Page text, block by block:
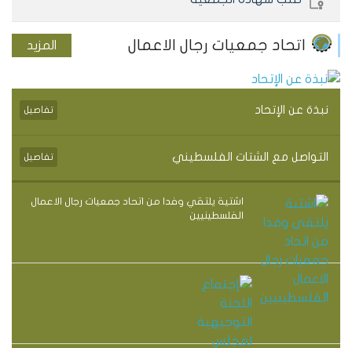
الجمعية تعقد اجتماعا هاما مع ملتقى
رجال الأعمال نابلس
في القدس آفاق التعاون الاقتصادي وتعزيز
اتحاد جمعيات رجال الاعمال المزيد
نبذة عن الإتحاد تفاصيل
التواصل مع الشتات الفلسطيني تفاصيل
اشتية يلتقي وفدا من اتحاد جمعيات رجال الاعمال
الفلسطينيين